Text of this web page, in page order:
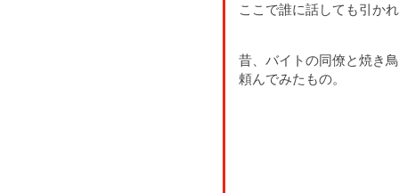
ここで誰に話しても引か
昔、バイトの同僚と焼き
頼んでみたもの。